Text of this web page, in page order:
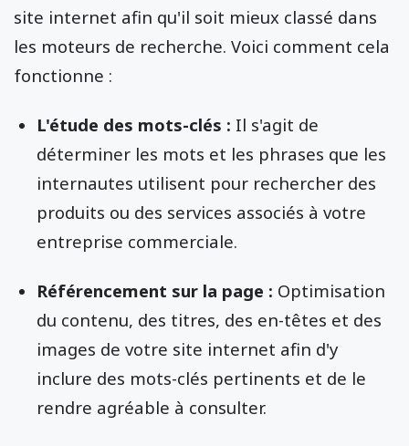
site internet afin qu'il soit mieux classé dans
les moteurs de recherche. Voici comment cela
fonctionne :
L'étude des mots-clés : Il s'agit de
déterminer les mots et les phrases que les
internautes utilisent pour rechercher des
produits ou des services associés à votre
entreprise commerciale.
Référencement sur la page : Optimisation
du contenu, des titres, des en-têtes et des
images de votre site internet afin d'y
inclure des mots-clés pertinents et de le
rendre agréable à consulter.